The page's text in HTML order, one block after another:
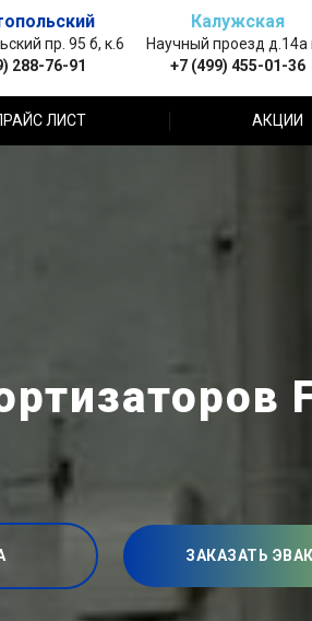
пр. 95 б, к.6
288-76-91
Калужская
Научный проезд д.14а
+7 (499) 455-01-36
ЛИСТ АКЦИИ
ЗАКАЗАТЬ